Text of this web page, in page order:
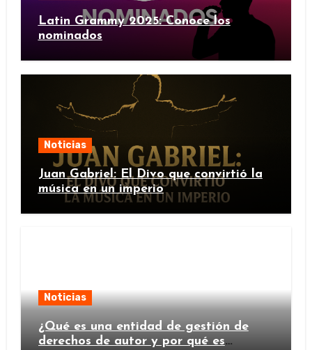
Latin Grammy 2025: Conoce los
nominados
Noticias
Juan Gabriel: El Divo que convirtió la
música en un imperio
Noticias
¿Qué es una entidad de gestión de
derechos de autor y por qué es